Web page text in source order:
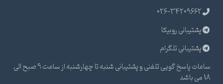
026-34209662
پشتیبانی روبیکا
پشتیبانی تلگرام
ساعات پاسخ گویی تلفنی و پشتیبانی شنبه تا چهارشنبه از ساعت 9 صبح الی
18 می باشد